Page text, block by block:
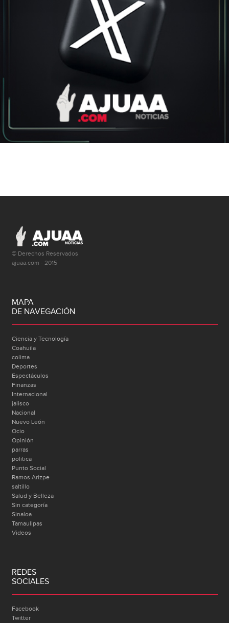
© Derechos Reservados
ajuaa.com - 2015
MAPA
DE NAVEGACIÓN
Ciencia y Tecnología
Coahuila
colima
Deportes
Espectáculos
Finanzas
Internacional
jalisco
Nacional
Nuevo León
Ocio
Opinión
parras
politica
Punto Social
Ramos Arizpe
saltillo
Salud y Belleza
Sin categoría
Sinaloa
Tamaulipas
Videos
REDES
SOCIALES
Facebook
Twitter